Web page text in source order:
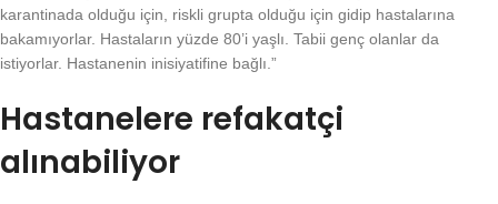
karantinada olduğu için, riskli grupta olduğu için gidip hastalarına
bakamıyorlar. Hastaların yüzde 80’i yaşlı. Tabii genç olanlar da
istiyorlar. Hastanenin inisiyatifine bağlı.”
Hastanelere refakatçi
alınabiliyor